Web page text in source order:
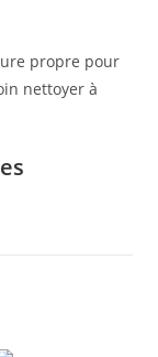
propre pour
nettoyer à